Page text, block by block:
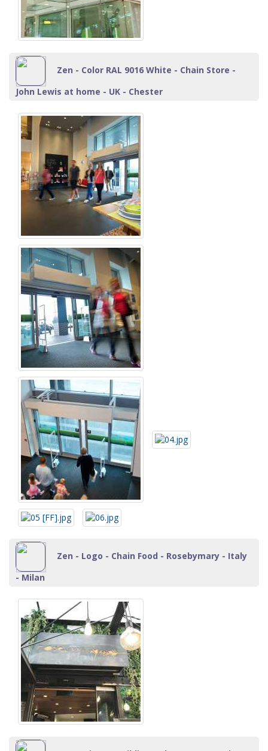
Zen - Color RAL 9016 White - Chain Store -
John Lewis at home - UK - Chester
Zen - Logo - Chain Food - Rosebymary - Italy
- Milan